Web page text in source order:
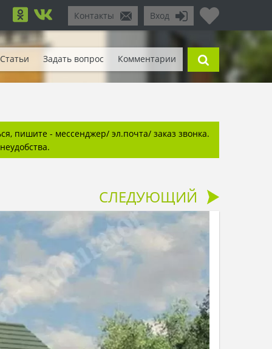
Вход
Контакты
Статьи Задать вопрос Комментарии
пишите - мессенджер/ эл.почта/ заказ звонка.
СЛЕДУЮЩИЙ